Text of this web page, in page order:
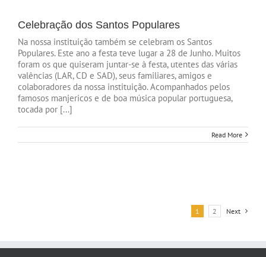
Celebração dos Santos Populares
Na nossa instituição também se celebram os Santos
Populares. Este ano a festa teve lugar a 28 de Junho. Muitos
foram os que quiseram juntar-se à festa, utentes das várias
valências (LAR, CD e SAD), seus familiares, amigos e
colaboradores da nossa instituição. Acompanhados pelos
famosos manjericos e de boa música popular portuguesa,
tocada por [...]
Read More
1 2 Next